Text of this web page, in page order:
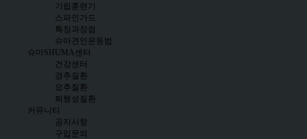
기립훈련기
스파인가드
특징과장점
슈마견인운동법
슈마SHUMA센터
건강센터
경추질환
요추질환
퇴행성질환
커뮤니티
공지사항
구입문의